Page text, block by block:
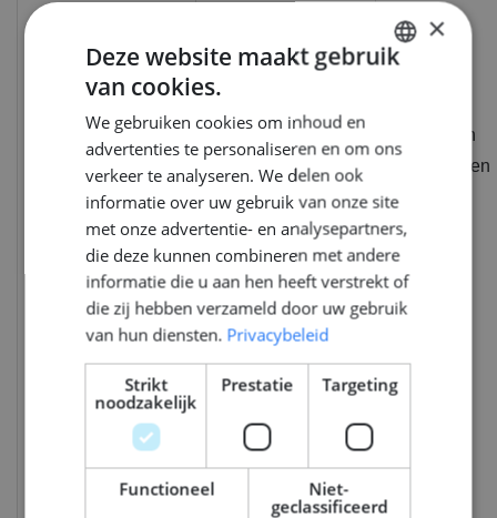
_pk_ses.76.94be www.middlepoint.nl
29 minuten
53 seconden
×
Deze website maakt gebruik
van cookies.
We gebruiken cookies om inhoud en
advertenties te personaliseren en om ons
verkeer te analyseren. We delen ook
informatie over uw gebruik van onze site
met onze advertentie- en analysepartners,
die deze kunnen combineren met andere
informatie die u aan hen heeft verstrekt of
die zij hebben verzameld door uw gebruik
van hun diensten. Privacybeleid
Strikt
noodzakelijk
Prestatie Targeting
Functioneel
Niet-
geclassificeerd